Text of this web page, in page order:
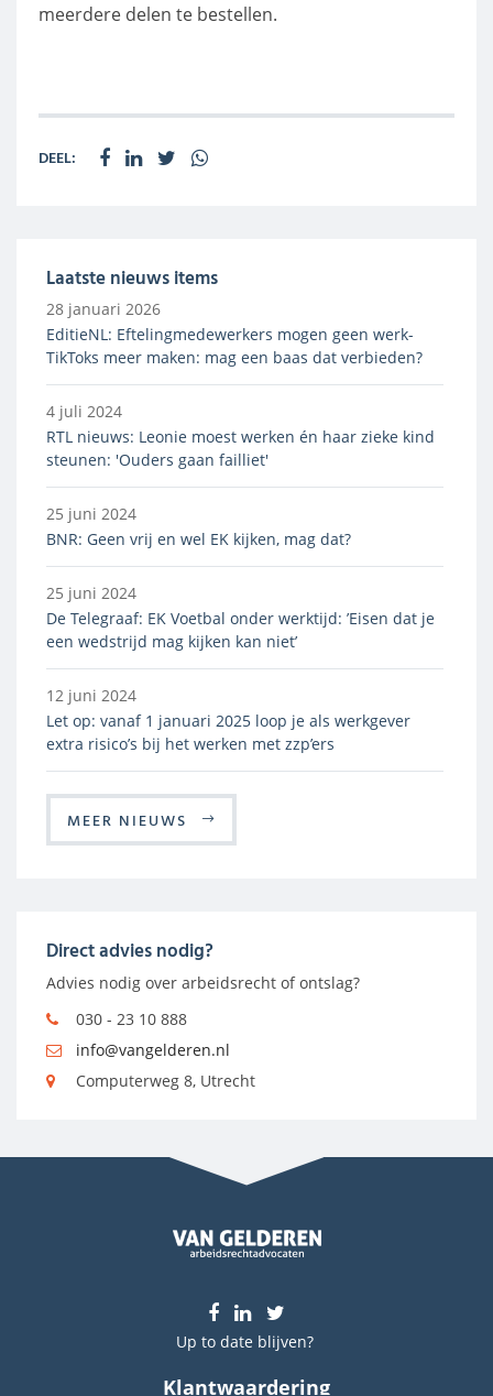
meerdere delen te bestellen.
DEEL:
Laatste nieuws items
28 januari 2026
EditieNL: Eftelingmedewerkers mogen geen werk-
TikToks meer maken: mag een baas dat verbieden?
4 juli 2024
RTL nieuws: Leonie moest werken én haar zieke kind
steunen: 'Ouders gaan failliet'
25 juni 2024
BNR: Geen vrij en wel EK kijken, mag dat?
25 juni 2024
De Telegraaf: EK Voetbal onder werktijd: ’Eisen dat je
een wedstrijd mag kijken kan niet’
12 juni 2024
Let op: vanaf 1 januari 2025 loop je als werkgever
extra risico’s bij het werken met zzp’ers
MEER NIEUWS
Direct advies nodig?
Advies nodig over arbeidsrecht of ontslag?
030 - 23 10 888
info@vangelderen.nl
Computerweg 8, Utrecht
Up to date blijven?
Klantwaardering